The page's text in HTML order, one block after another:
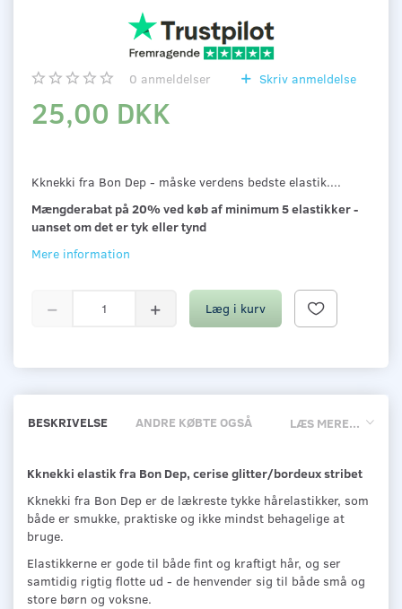
0 anmeldelser Skriv anmeldelse
25,00 DKK
Kknekki fra Bon Dep - måske verdens bedste elastik....
Mængderabat på 20% ved køb af minimum 5 elastikker -
uanset om det er tyk eller tynd
Mere information
Læg i kurv
LÆS MERE...
BESKRIVELSE ANDRE KØBTE OGSÅ
Kknekki elastik fra Bon Dep, cerise glitter/bordeux stribet
Kknekki fra Bon Dep er de lækreste tykke hårelastikker, som
både er smukke, praktiske og ikke mindst behagelige at
bruge.
Elastikkerne er gode til både fint og kraftigt hår, og ser
samtidig rigtig flotte ud - de henvender sig til både små og
store børn og voksne.